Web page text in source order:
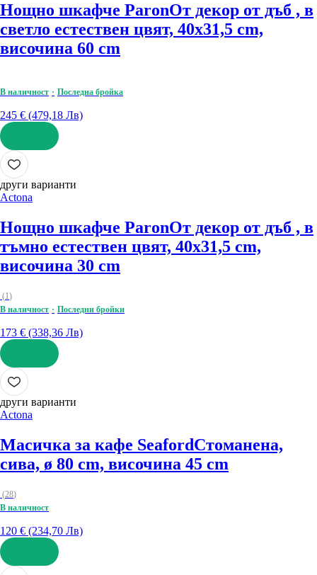
Нощно шкафче ParonОт декор от дъб , в
светло естествен цвят, 40x31,5 cm,
височина 60 cm
В наличност Последна бройка
245 € (479,18 Лв)
ДОБАВИ
други варианти
Actona
Нощно шкафче ParonОт декор от дъб , в
тъмно естествен цвят, 40x31,5 cm,
височина 30 cm
(1)
В наличност
Последни бройки
173 € (338,36 Лв)
ДОБАВИ
други варианти
Actona
Масичка за кафе SeafordСтоманена,
сива, ø 80 cm, височина 45 cm
(28)
В наличност
120 € (234,70 Лв)
ДОБАВИ